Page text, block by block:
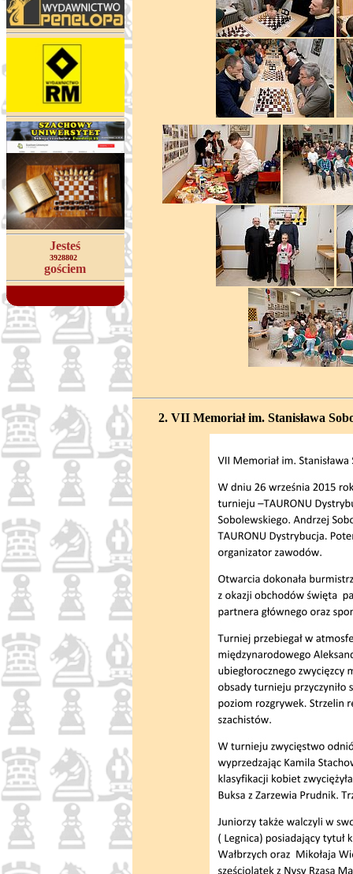
Jesteś
3928802
gościem
2. VII Memoriał im. Stanisława